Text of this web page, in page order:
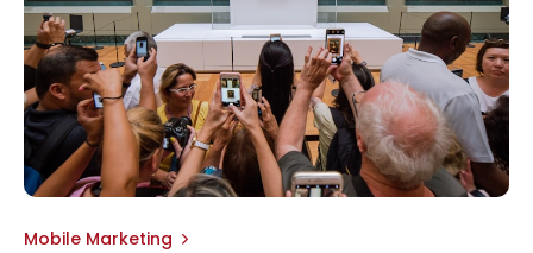
Mobile Marketing